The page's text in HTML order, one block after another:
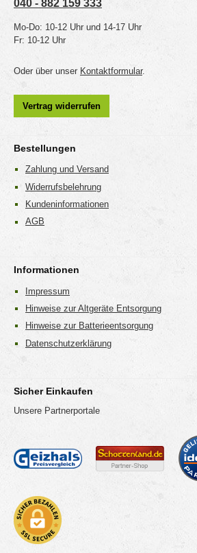
040 - 882 159 333
Mo-Do: 10-12 Uhr und 14-17 Uhr
Fr: 10-12 Uhr
Oder über unser Kontaktformular.
Vertrag widerrufen
Bestellungen
Zahlung und Versand
Widerrufsbelehrung
Kundeninformationen
AGB
Informationen
Impressum
Hinweise zur Altgeräte Entsorgung
Hinweise zur Batterieentsorgung
Datenschutzerklärung
Sicher Einkaufen
Unsere Partnerportale